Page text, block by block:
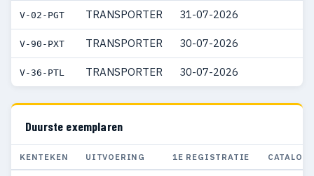
V-02-PGT TRANSPORTER 31-07-2026
V-90-PXT TRANSPORTER 30-07-2026
V-36-PTL TRANSPORTER 30-07-2026
Duurste exemplaren
KENTEKEN UITVOERING 1E REGISTRATIE